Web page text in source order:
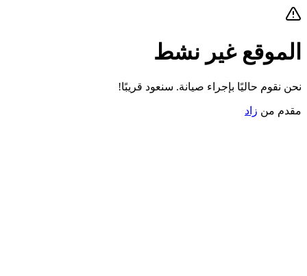
الموقع غير نشط
نحن نقوم حاليًا بإجراء صيانة. سنعود قريبًا!
مقدم من زاد